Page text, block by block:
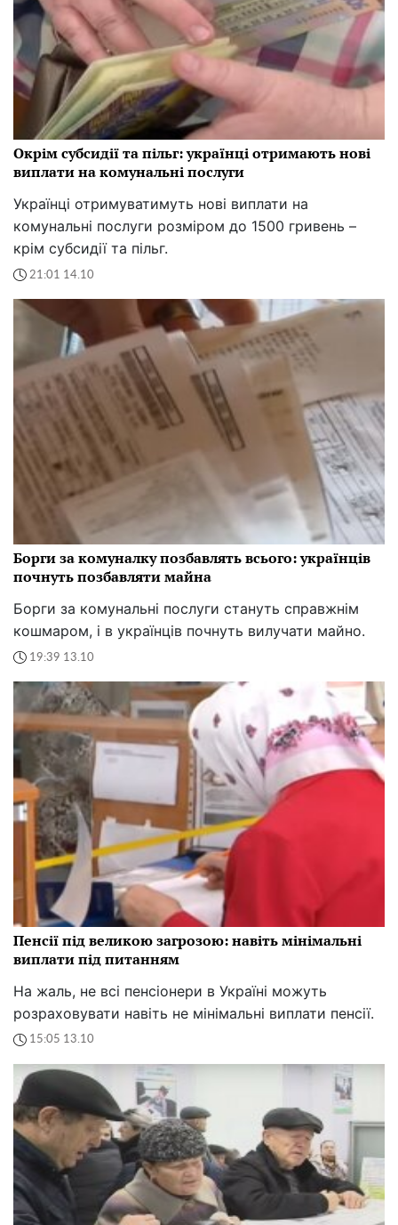
Окрім субсидії та пільг: українці отримають нові
виплати на комунальні послуги
Українці отримуватимуть нові виплати на
комунальні послуги розміром до 1500 гривень –
крім субсидії та пільг.
21:01 14.10
Борги за комуналку позбавлять всього: українців
почнуть позбавляти майна
Борги за комунальні послуги стануть справжнім
кошмаром, і в українців почнуть вилучати майно.
19:39 13.10
Пенсії під великою загрозою: навіть мінімальні
виплати під питанням
На жаль, не всі пенсіонери в Україні можуть
розраховувати навіть не мінімальні виплати пенсії.
15:05 13.10